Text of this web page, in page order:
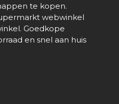
te kopen.
webwinkel
Goedkope
en snel aan huis